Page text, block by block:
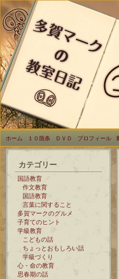
ホーム １０箇条 ＤＶＤ プロフィール
カテゴリー
国語教育
作文教育
国語教育
言葉に関すること
多賀マークのグルメ
子育てのヒント
学級教育
こどもの話
ちょっとおもしろい話
学級づくり
心・命の教育
思春期の話